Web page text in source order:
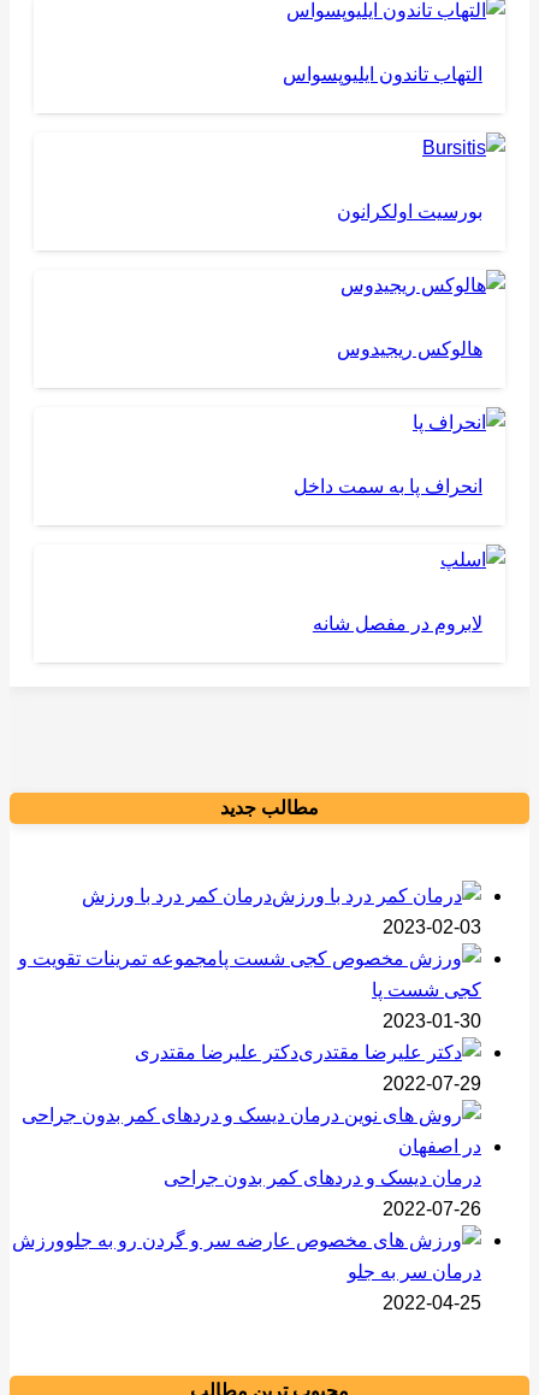
التهاب تاندون ایلیوپسواس
بورسیت اولکرانون
هالوکس ریجیدوس
انحراف پا به سمت داخل
لابروم در مفصل شانه
مطالب جدید
درمان کمر درد با ورزش
2023-02-03
مجموعه تمرینات تقویت و
کجی شست پا
2023-01-30
دکتر علیرضا مقتدری
2022-07-29
درمان دیسک و دردهای کمر بدون جراحی
2022-07-26
ورزش
درمان سر به جلو
2022-04-25